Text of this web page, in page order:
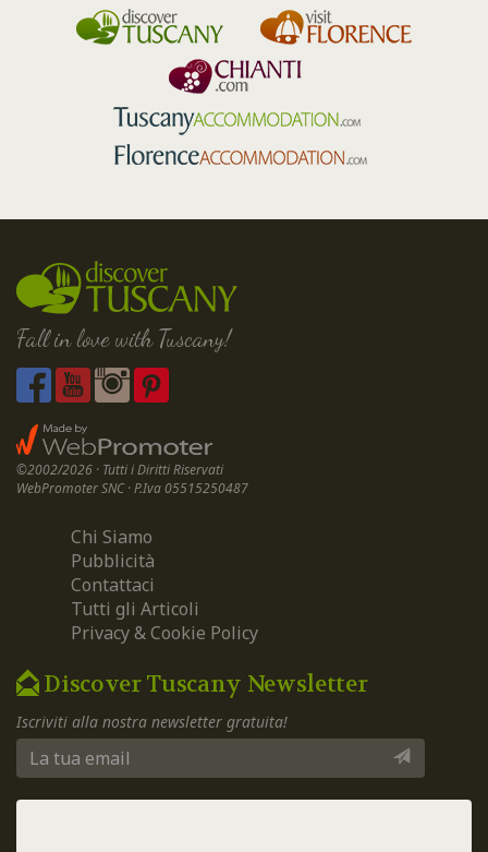
Fall in love with Tuscany!
©2002/2026 · Tutti i Diritti Riservati
WebPromoter SNC · P.Iva 05515250487
Chi Siamo
Pubblicità
Contattaci
Tutti gli Articoli
Privacy & Cookie Policy
Discover Tuscany Newsletter
Iscriviti alla nostra newsletter gratuita!